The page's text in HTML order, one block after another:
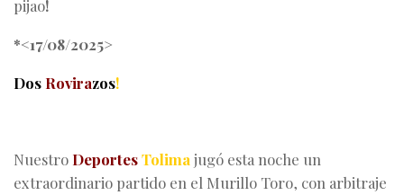
pijao!
*<17/08/2025>
Dos Rovirazos!
Nuestro DeportesTolima jugó esta noche un
extraordinario partido en el Murillo Toro, con arbitraje